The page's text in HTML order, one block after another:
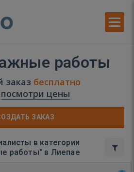
работы
заказ бесплатно
посмотри цены
ЗАКАЗ
в категории
работы" в Лиепае